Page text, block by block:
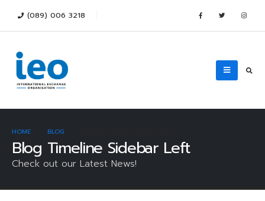
(089) 006 3218
HOME BLOG
Blog Timeline Sidebar Left
Check out our Latest News!